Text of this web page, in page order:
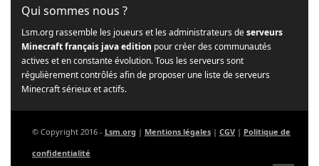
Qui sommes nous ?
Lsm.org rassemble les joueurs et les administrateurs deserveurs
Minecraft français java edition pour créer des communautés
actives et en constante évolution. Tous les serveurs sont
régulièrement contrôlés afin de proposer une liste de serveurs
Minecraft sérieux et actifs.
© Copyright 2016 - Lsm.org | Mentions légales | CGV | Politique de
confidentialité